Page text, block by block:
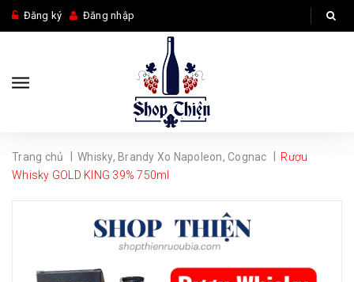
Đăng ký Đăng nhập
Trang chủ Whisky, Brandy Xo Napoleon, Cognac
Rượu
Whisky GOLD KING 39% 750ml